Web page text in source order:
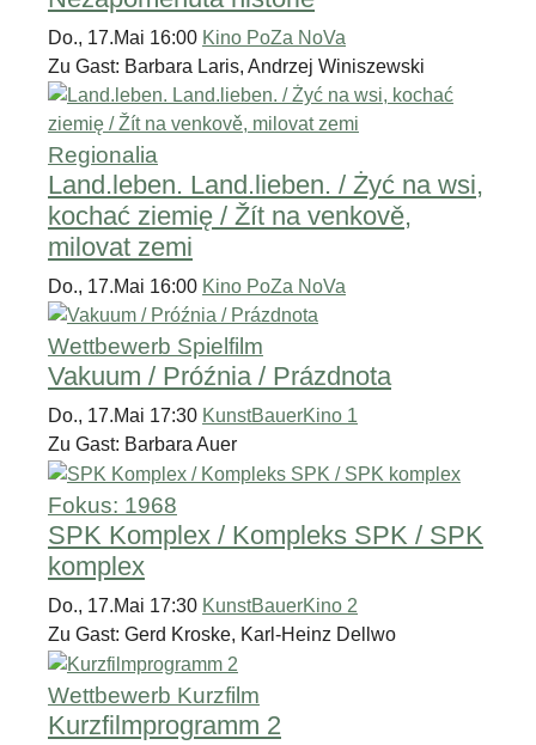
Do., 17.Mai 16:00 Kino PoZa NoVa
Zu Gast: Barbara Laris, Andrzej Winiszewski
Regionalia
Land.leben. Land.lieben. / Żyć na wsi,
kochać ziemię / Žít na venkově,
milovat zemi
Do., 17.Mai 16:00 Kino PoZa NoVa
Wettbewerb Spielfilm
Vakuum / Próźnia / Prázdnota
Do., 17.Mai 17:30 KunstBauerKino 1
Zu Gast: Barbara Auer
Fokus: 1968
SPK Komplex / Kompleks SPK / SPK
komplex
Do., 17.Mai 17:30 KunstBauerKino 2
Zu Gast: Gerd Kroske, Karl-Heinz Dellwo
Wettbewerb Kurzfilm
Kurzfilmprogramm 2